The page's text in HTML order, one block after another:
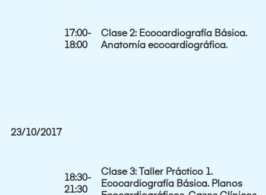
23/10/2017
17:00-
18:00
Clase 2: Ecocardiografía Básica.
Anatomía ecocardiográfica.
18:30-
21:30
Clase 3: Taller Práctico 1.
Ecocardiografía Básica. Planos